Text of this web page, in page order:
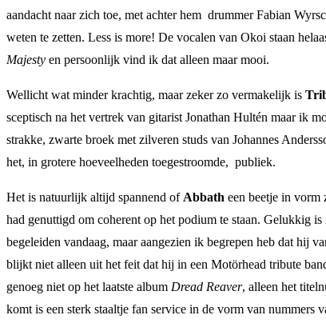
aandacht naar zich toe, met achter hem drummer Fabian
weten te zetten. Less is more! De vocalen van Okoi staan
Majesty en persoonlijk vind ik dat alleen maar mooi.
Wellicht wat minder krachtig, maar zeker zo vermakelijk is
sceptisch na het vertrek van gitarist Jonathan Hultén maar ik
strakke, zwarte broek met zilveren studs van Johannes
het, in grotere hoeveelheden toegestroomde, publiek.
Het is natuurlijk altijd spannend of Abbath een beetje in vorm
had genuttigd om coherent op het podium te staan. Gelukkig
begeleiden vandaag, maar aangezien ik begrepen heb dat hij
blijkt niet alleen uit het feit dat hij in een Motörhead tribute
genoeg niet op het laatste album Dread Reaver, alleen het
komt is een sterk staaltje fan service in de vorm van nummers